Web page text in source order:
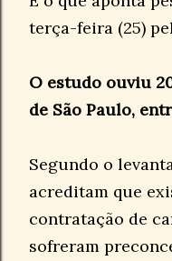
terça-feira (25)
O estudo ouviu
de São Paulo,
Segundo o
acreditam que
contratação de
sofreram